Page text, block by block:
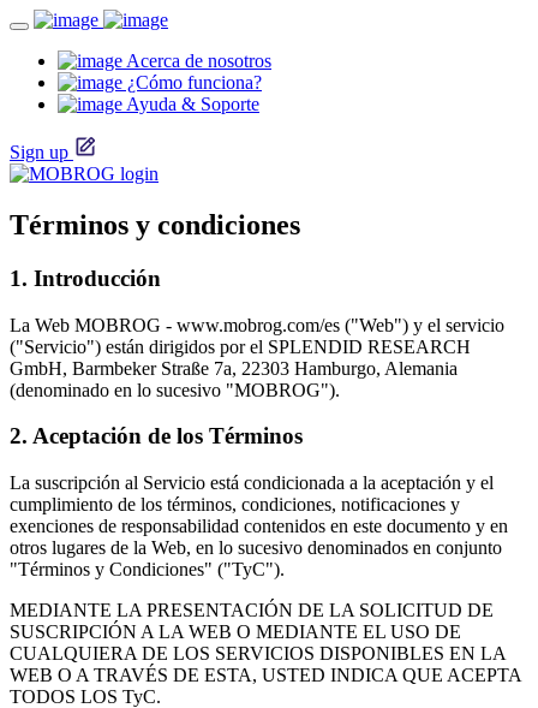
Acerca de nosotros
¿Cómo funciona?
Ayuda & Soporte
Sign up
Términos y condiciones
1. Introducción
La Web MOBROG - www.mobrog.com/es ("Web") y el servicio
("Servicio") están dirigidos por el SPLENDID RESEARCH
GmbH, Barmbeker Straße 7a, 22303 Hamburgo, Alemania
(denominado en lo sucesivo "MOBROG").
2. Aceptación de los Términos
La suscripción al Servicio está condicionada a la aceptación y el
cumplimiento de los términos, condiciones, notificaciones y
exenciones de responsabilidad contenidos en este documento y en
otros lugares de la Web, en lo sucesivo denominados en conjunto
"Términos y Condiciones" ("TyC").
MEDIANTE LA PRESENTACIÓN DE LA SOLICITUD DE
SUSCRIPCIÓN A LA WEB O MEDIANTE EL USO DE
CUALQUIERA DE LOS SERVICIOS DISPONIBLES EN LA
WEB O A TRAVÉS DE ESTA, USTED INDICA QUE ACEPTA
TODOS LOS TyC.